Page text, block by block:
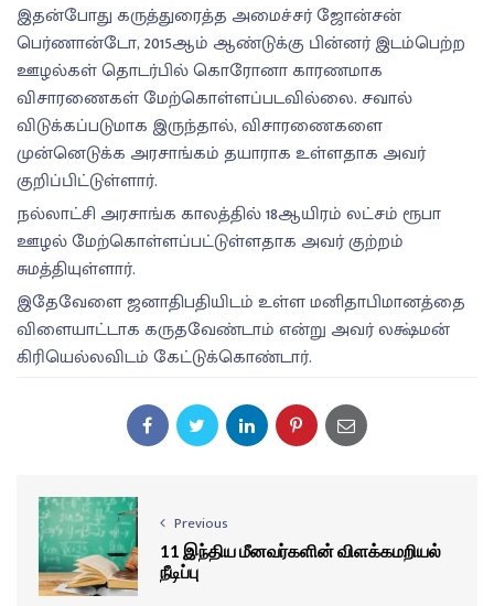
இதன்போது கருத்துரைத்த அமைச்சர் ஜோன்சன்
பெர்ணான்டோ, 2015ஆம் ஆண்டுக்கு பின்னர் இடம்பெற்ற
ஊழல்கள் தொடர்பில் கொரோனா காரணமாக
விசாரணைகள் மேற்கொள்ளப்படவில்லை. சவால்
விடுக்கப்படுமாக இருந்தால், விசாரணைகளை
முன்னெடுக்க அரசாங்கம் தயாராக உள்ளதாக அவர்
குறிப்பிட்டுள்ளார்.
நல்லாட்சி அரசாங்க காலத்தில் 18ஆயிரம் லட்சம் ரூபா
ஊழல் மேற்கொள்ளப்பட்டுள்ளதாக அவர் குற்றம்
சுமத்தியுள்ளார்.
இதேவேளை ஜனாதிபதியிடம் உள்ள மனிதாபிமானத்தை
விளையாட்டாக கருதவேண்டாம் என்று அவர் லக்ஷ்மன்
கிரியெல்லவிடம் கேட்டுக்கொண்டார்.
Previous
11 இந்திய மீனவர்களின் விளக்கமறியல்
நீடிப்பு